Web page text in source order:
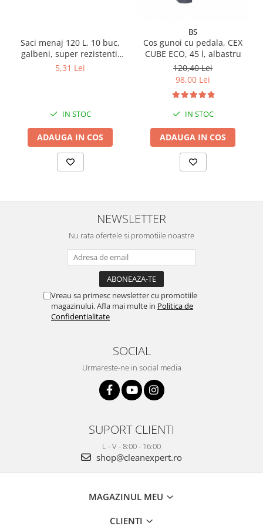
Pulverizatoare
Pulverizatoare profesionale
Uscatoare maini
Saci menaj 120 L, 10 buc,
galbeni, super rezistenti,
LDPE
5,31 Lei
IN STOC
ADAUGA IN COS
BS
Cos gunoi cu pedala, CEX
CUBE ECO, 45 l, albastru
120,40 Lei
98,00 Lei
IN STOC
ADAUGA IN COS
NEWSLETTER
Nu rata ofertele si promotiile noastre
Vreau sa primesc newsletter cu promotiile
magazinului. Afla mai multe in Politica de
Confidentialitate
SOCIAL
Urmareste-ne in social media
SUPORT CLIENTI
L - V - 8:00 - 16:00
shop@cleanexpert.ro
MAGAZINUL MEU
CLIENTI